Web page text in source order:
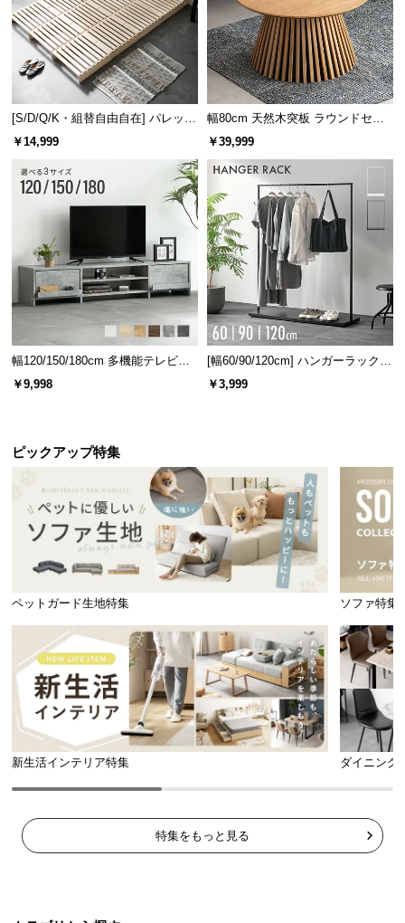
すのこ枚数 28枚
しっかりとした厚みのすのこ板
すのこ板の厚みは 約1.3㎝。一枚一枚が身体をしっか
りと支える丈夫なつくりとなっています。
約1.3㎝
溝カット加工で通気性UP
すのこの表面にカット加工を施すことで、湿気の抜
け道をつくり、通気性を更に向上しました。
[S/D/Q/K・組替自由自在] パレット
ベッド 8/12/16枚セット
￥14,999
幅80cm 天然木突板 ラウンドセン
ターテーブル 美しい格子デザイン
￥39,999
幅120/150/180cm 多機能テレビボ
ード 木目/石目調 オープン収納・
引き出し収納付き
￥9,998
[幅60/90/120cm] ハンガーラック
スチール 4段階高さ調節 サイドフ
ック オープンラック シンプル
￥3,999
ピックアップ特集
ペットガード生地特集 ソファ特集
新生活インテリア特集 ダイニング
特集をもっと見る